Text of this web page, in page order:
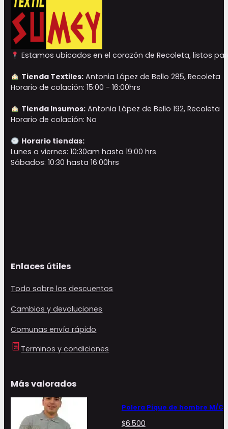
Estamos ubicados en el corazón de Recoleta, listos
Tienda Textiles:Antonia López de Bello 285, Recoleta
Horario de colación: 15:00 - 16:00hrs
Tienda Insumos:Antonia López de Bello 192, Recoleta
Horario de colación: No
Horario tiendas:
Lunes a viernes: 10:30am hasta 19:00 hrs
Sábados: 10:30 hasta 16:00hrs
Enlaces útiles
Todo sobre los descuentos
Cambios y devoluciones
Comunas envío rápido
Terminos y condiciones
Más valorados
Polera Pique de hombre M/C
$6.500